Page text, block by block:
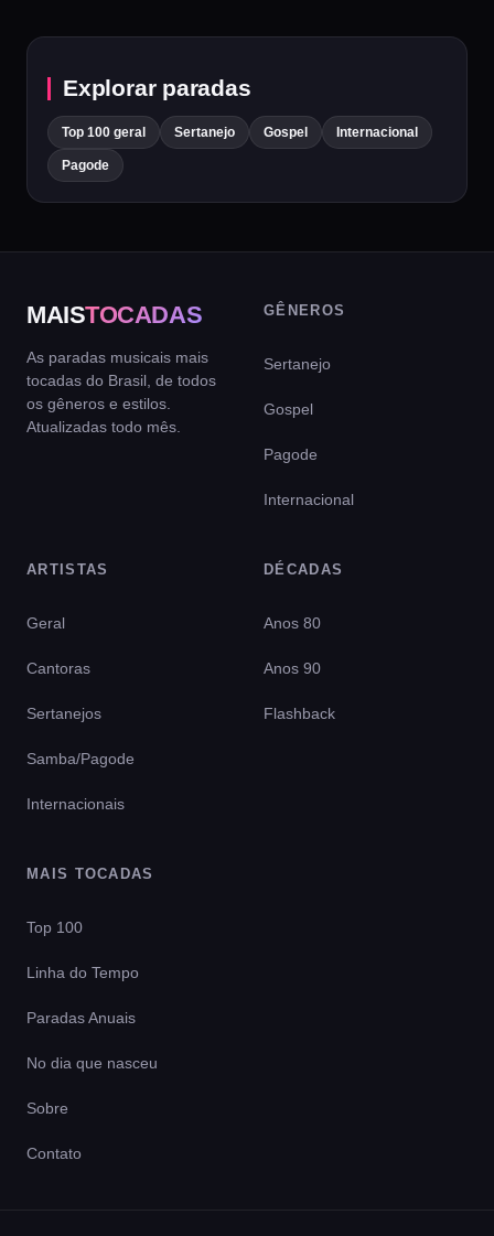
Explorar paradas
Top 100 geral Sertanejo Gospel Internacional
Pagode
MAISTOCADAS
As paradas musicais mais
tocadas do Brasil, de todos
os gêneros e estilos.
Atualizadas todo mês.
GÊNEROS
Sertanejo
Gospel
Pagode
Internacional
ARTISTAS
Geral
Cantoras
Sertanejos
Samba/Pagode
Internacionais
DÉCADAS
Anos 80
Anos 90
Flashback
MAIS TOCADAS
Top 100
Linha do Tempo
Paradas Anuais
No dia que nasceu
Sobre
Contato